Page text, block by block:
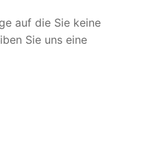
auf die Sie keine
Sie uns eine